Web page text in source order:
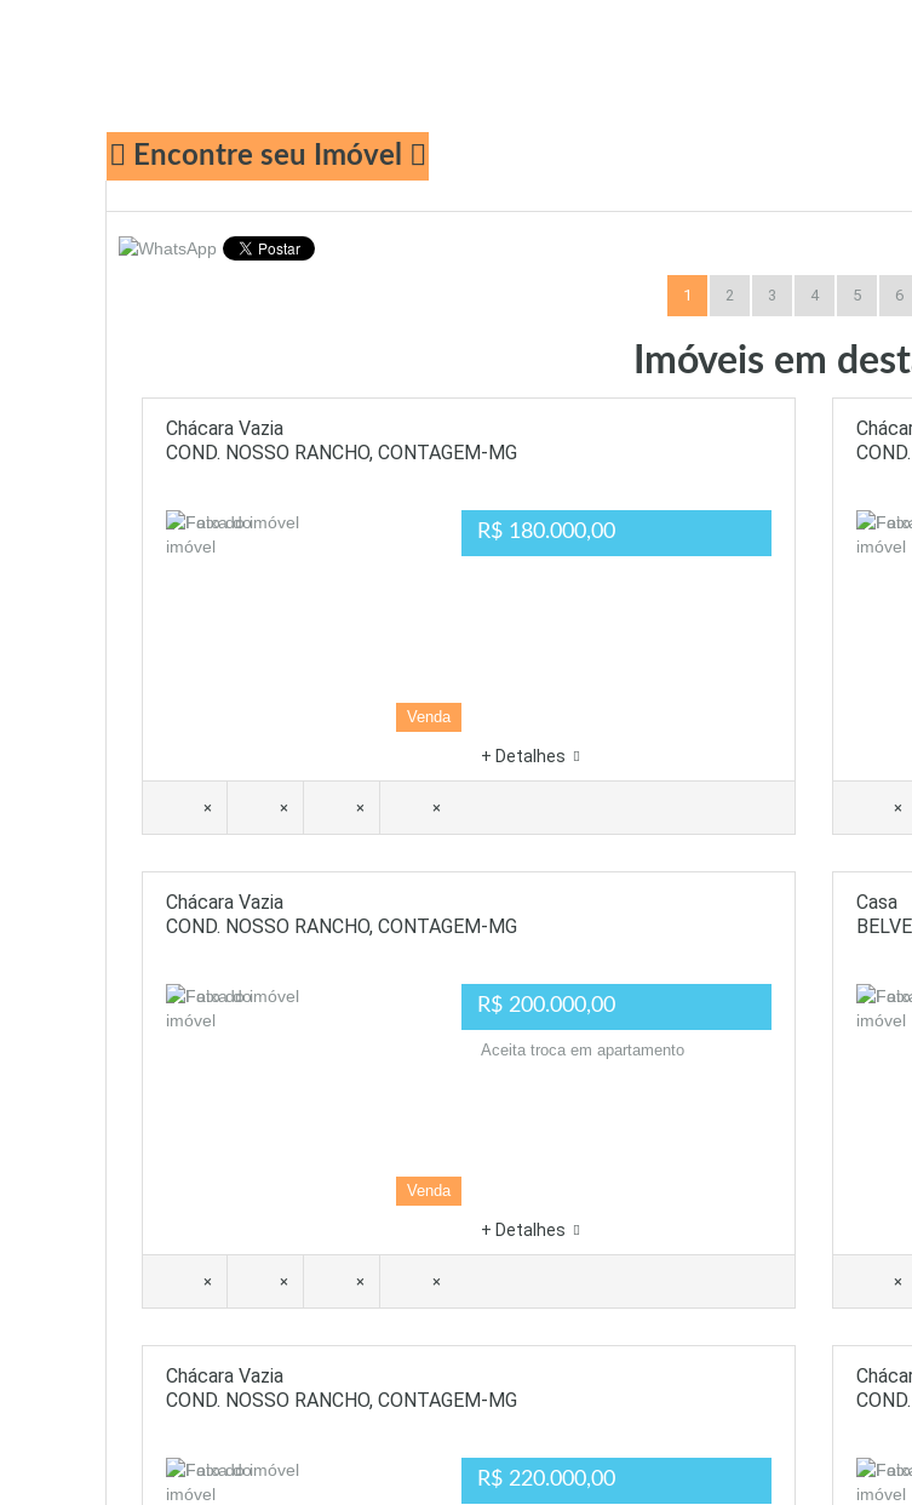
Encontre seu Imóvel
1 2 3 4 5 6
Imóveis em
Chácara Vazia
COND. NOSSO RANCHO, CONTAGEM-MG
Venda
R$ 180.000,00
+ Detalhes
× × × × ×
Chácara Vazia
COND. NOSSO RANCHO, CONTAGEM-MG
Venda
R$ 200.000,00
Aceita troca em apartamento
+ Detalhes
× × × ×
Casa
×
Chácara Vazia
COND. NOSSO RANCHO, CONTAGEM-MG
R$ 220.000,00